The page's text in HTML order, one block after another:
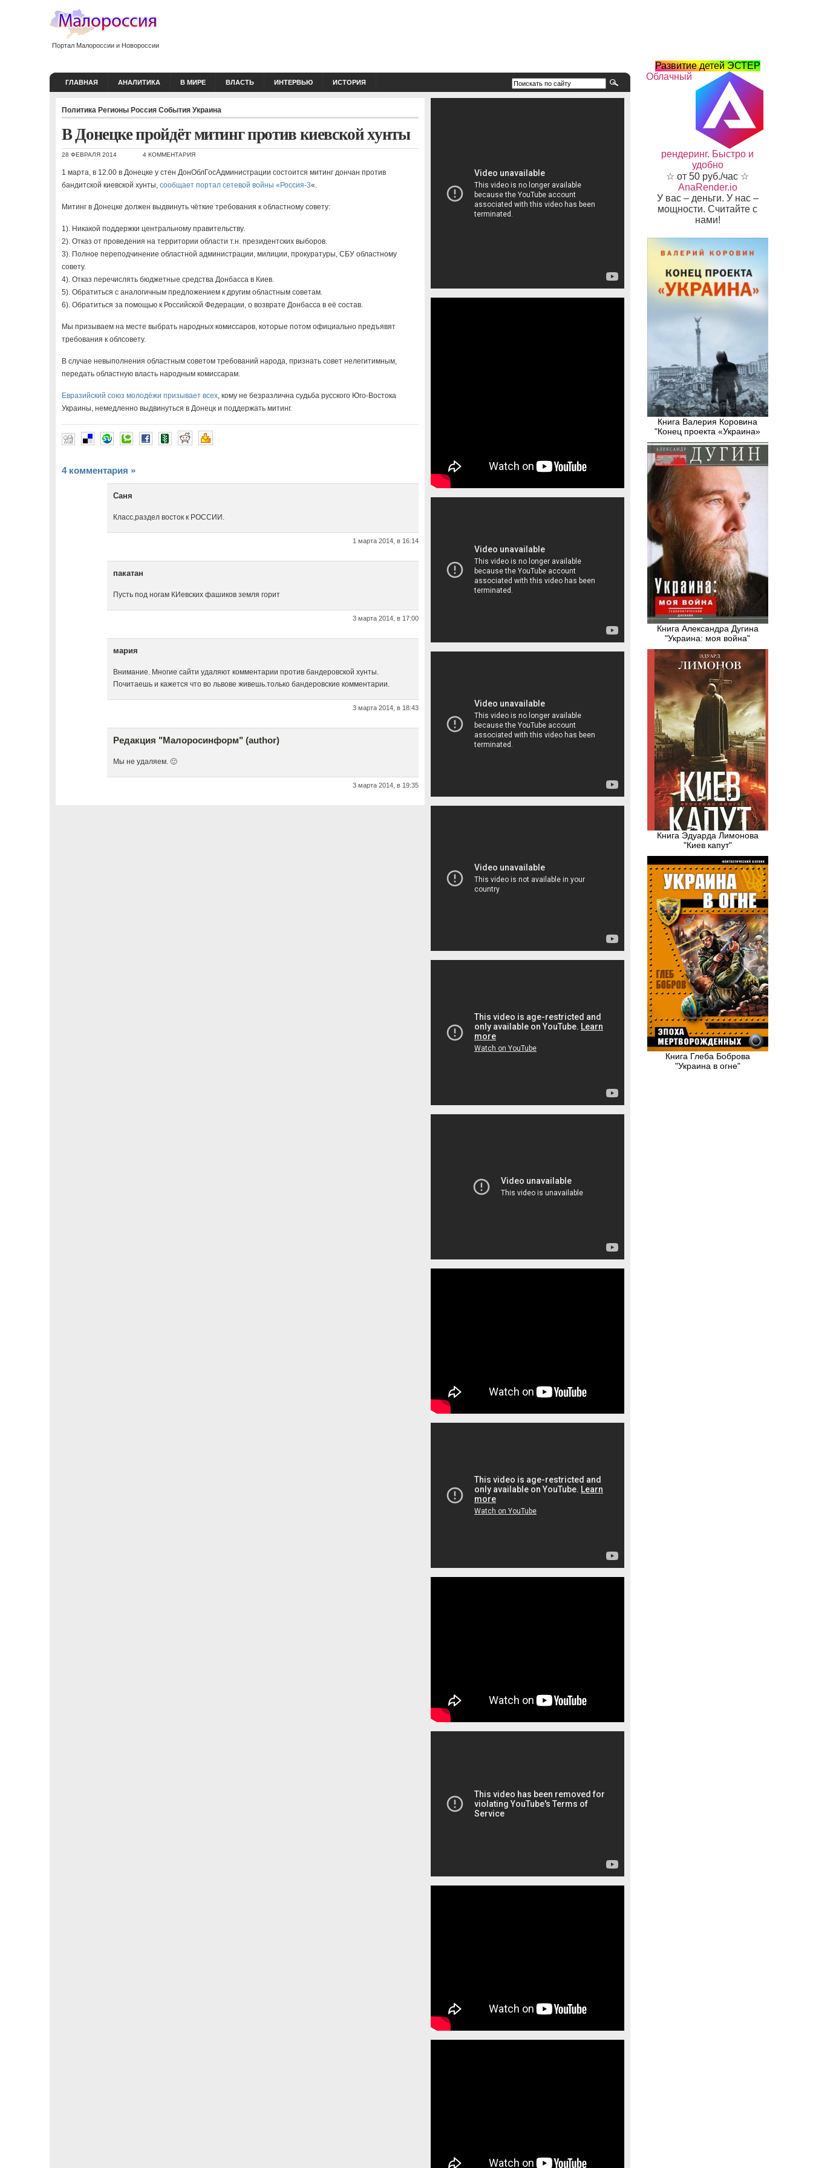
Портал Малороссии и Новороссии
ГЛАВНАЯ АНАЛИТИКА В МИРЕ ВЛАСТЬ ИНТЕРВЬЮ ИСТОРИЯ
Политика Регионы Россия События Украина
В Донецке пройдёт митинг против киевской хунты
28 ФЕВРАЛЯ 2014 4 КОММЕНТАРИЯ
1 марта, в 12.00 в Донецке у стен ДонОблГосАдминистрации состоится митинг дончан против
бандитской киевской хунты, сообщает портал сетевой войны «Россия-3«.
Митинг в Донецке должен выдвинуть чёткие требования к областному совету:
1). Никакой поддержки центральному правительству.
2). Отказ от проведения на территории области т.н. президентских выборов.
3). Полное переподчинение областной администрации, милиции, прокуратуры, СБУ областному
совету.
4). Отказ перечислять бюджетные средства Донбасса в Киев.
5). Обратиться с аналогичным предложением к другим областным советам.
6). Обратиться за помощью к Российской Федерации, о возврате Донбасса в её состав.
Мы призываем на месте выбрать народных комиссаров, которые потом официально предъявят
требования к облсовету.
В случае невыполнения областным советом требований народа, признать совет нелегитимным,
передать областную власть народным комиссарам.
Евразийский союз молодёжи призывает всех, кому не безразлична судьба русского Юго-Востока
Украины, немедленно выдвинуться в Донецк и поддержать митинг.
4 комментария »
Саня
Класс,раздел восток к РОССИИ.
1 марта 2014, в 16:14
пакатан
Пусть под ногам КИевских фашиков земля горит
3 марта 2014, в 17:00
мария
Внимание. Многие сайти удаляют комментарии против бандеровской хунты.
Почитаешь и кажется что во львове живешь.только бандеровские комментарии.
3 марта 2014, в 18:43
Редакция "Малоросинформ" (author)
Мы не удаляем. 🙂
3 марта 2014, в 19:35
Развитие детей ЭСТЕР
Облачный
рендеринг. Быстро и
удобно
☆ от 50 руб./час ☆
AnaRender.io
У вас – деньги. У нас –
мощности. Считайте с
нами!
Книга Валерия Коровина
"Конец проекта «Украина»
Книга Александра Дугина
"Украина: моя война"
Книга Эдуарда Лимонова
"Киев капут"
Книга Глеба Боброва
"Украина в огне"